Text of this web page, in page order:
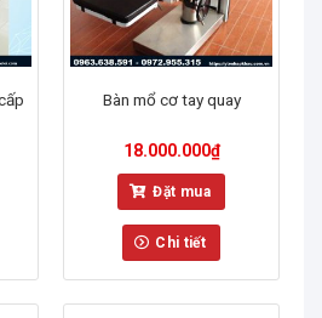
Bàn mổ cơ tay quay
18.000.000₫
Đặt mua
Chi tiết